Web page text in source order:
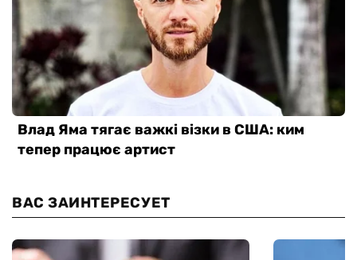
ВАС ЗАИНТЕРЕСУЕТ